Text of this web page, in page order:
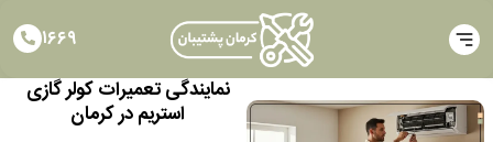
۱۶۶۹
نمایندگی تعمیرات کولر گازی
استریم در کرمان